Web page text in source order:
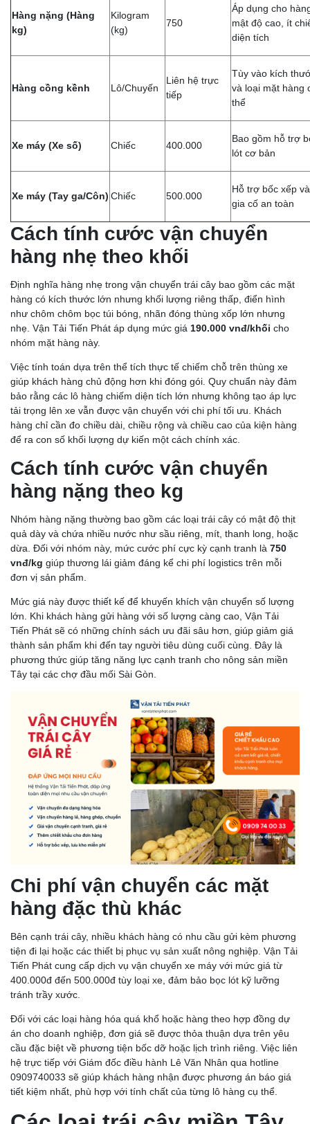
Hàng nặng (Hàng
kg)
Kilogram
(kg)
750
Áp dụng cho
mật độ cao, ít
diện tích
Hàng cồng kềnh Lô/Chuyến
Liên hệ trực
tiếp
Tùy vào kích
và loại mặt hàng
thể
Xe máy (Xe số) Chiếc 400.000
Bao gồm hỗ trợ
lót cơ bản
Xe máy (Tay ga/Côn) Chiếc 500.000
Hỗ trợ bốc xếp và
gia cố an toàn
Cách tính cước vận chuyển
hàng nhẹ theo khối
Định nghĩa hàng nhẹ trong vận chuyển trái cây bao gồm các mặt
hàng có kích thước lớn nhưng khối lượng riêng thấp, điển hình
như chôm chôm bọc túi bóng, nhãn đóng thùng xốp lớn nhưng
nhẹ. Vận Tải Tiến Phát áp dụng mức giá 190.000 vnđ/khối cho
nhóm mặt hàng này.
Việc tính toán dựa trên thể tích thực tế chiếm chỗ trên thùng xe
giúp khách hàng chủ động hơn khi đóng gói. Quy chuẩn này đảm
bảo rằng các lô hàng chiếm diện tích lớn nhưng không tạo áp lực
tải trọng lên xe vẫn được vận chuyển với chi phí tối ưu. Khách
hàng chỉ cần đo chiều dài, chiều rộng và chiều cao của kiện hàng
để ra con số khối lượng dự kiến một cách chính xác.
Cách tính cước vận chuyển
hàng nặng theo kg
Nhóm hàng nặng thường bao gồm các loại trái cây có mật độ thịt
quả dày và chứa nhiều nước như sầu riêng, mít, thanh long, hoặc
dừa. Đối với nhóm này, mức cước phí cực kỳ cạnh tranh là 750
vnđ/kg giúp thương lái giảm đáng kể chi phí logistics trên mỗi
đơn vị sản phẩm.
Mức giá này được thiết kế để khuyến khích vận chuyển số lượng
lớn. Khi khách hàng gửi hàng với số lượng càng cao, Vận Tải
Tiến Phát sẽ có những chính sách ưu đãi sâu hơn, giúp giảm giá
thành sản phẩm khi đến tay người tiêu dùng cuối cùng. Đây là
phương thức giúp tăng năng lực cạnh tranh cho nông sản miền
Tây tại các chợ đầu mối Sài Gòn.
Chi phí vận chuyển các mặt
hàng đặc thù khác
Bên cạnh trái cây, nhiều khách hàng có nhu cầu gửi kèm phương
tiện đi lại hoặc các thiết bị phục vụ sản xuất nông nghiệp. Vận Tải
Tiến Phát cung cấp dịch vụ vận chuyển xe máy với mức giá từ
400.000đ đến 500.000đ tùy loại xe, đảm bảo bọc lót kỹ lưỡng
tránh trầy xước.
Đối với các loại hàng hóa quá khổ hoặc hàng theo hợp đồng dự
án cho doanh nghiệp, đơn giá sẽ được thỏa thuận dựa trên yêu
cầu đặc biệt về phương tiện bốc dỡ hoặc lịch trình riêng. Việc liên
hệ trực tiếp với Giám đốc điều hành Lê Văn Nhân qua hotline
0909740033 sẽ giúp khách hàng nhận được phương án báo giá
tiết kiệm nhất, phù hợp với tính chất của từng lô hàng cụ thể.